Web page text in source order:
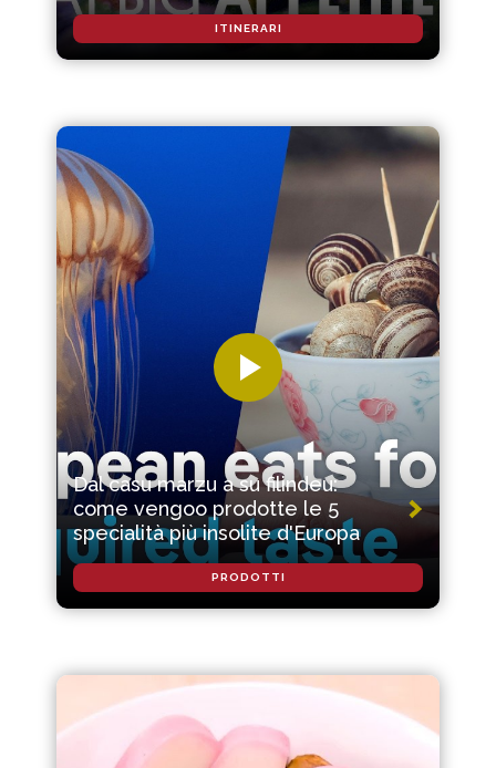
ITINERARI
Dal casu marzu a su filindeu:
come vengoo prodotte le 5
specialità più insolite d'Europa
PRODOTTI